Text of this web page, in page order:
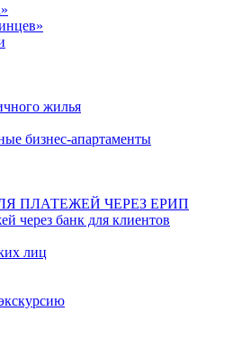
жилья
бизнес-апартаменты
ПЛАТЕЖЕЙ ЧЕРЕЗ ЕРИП
через банк для клиентов
лиц